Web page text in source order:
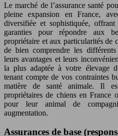
Le marché de l’assurance santé
pleine expansion en France,
diversifiée et sophistiquée,
garanties pour répondre aux
propriétaire et aux particularités de
de bien comprendre les différents
leurs avantages et leurs
la plus adaptée à votre élevage
tenant compte de vos contraintes
matière de santé animale. Il
propriétaires de chiens en France
pour leur animal de
augmentation.
Assurances de base